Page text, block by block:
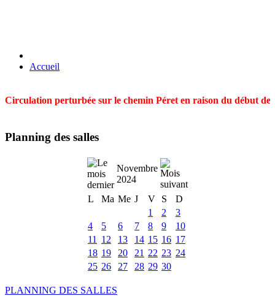
Accueil
Circulation perturbée sur le chemin Péret en raison du début
Planning des salles
Novembre
2024
L
Ma Me J V S
D
1
2
3
4
5 6 7 8 9
10
11
12 13 14 15 16 17
18 19 20 21 22 23 24
25 26 27 28 29 30
PLANNING DES SALLES